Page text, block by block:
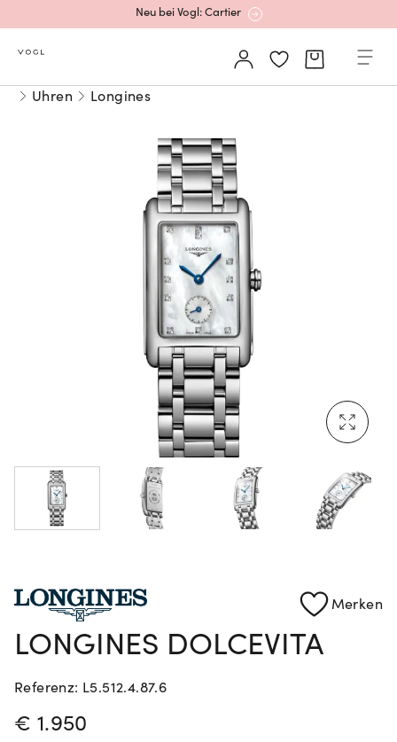
Neu bei Vogl: Cartier
Mehr erfahren: Ikonische Uhren von Cartier
Rolex Certified Pre-Owned entdecken
Neu bei Vogl: Uhren von Grand Seiko
Neu bei Vogl: Cartier
Mehr erfahren: Ikonische Uhren von Cartier
Rolex Certified Pre-Owned entdecken
Uhren Longines
Merken
LONGINES DOLCEVITA
Referenz: L5.512.4.87.6
PREISINFORMATIONEN
€ 1.950